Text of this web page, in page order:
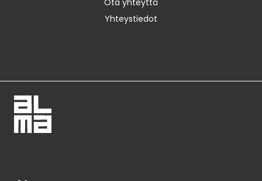
Ota yhteyttä
Yhteystiedot